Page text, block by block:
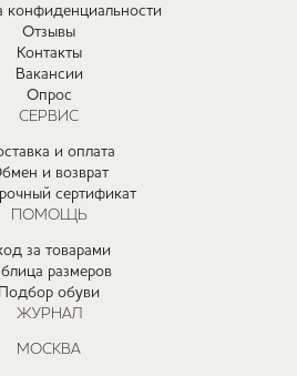
конфиденциальности
Отзывы
Контакты
Вакансии
Опрос
СЕРВИС
и оплата
и возврат
сертификат
ПОМОЩЬ
за товарами
размеров
Подбор обуви
ЖУРНАЛ
МОСКВА